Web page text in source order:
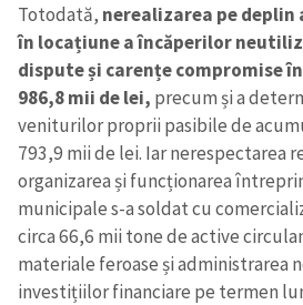
Totodată, nerealizarea pe deplin
în locațiune a încăperilor
dispute și carențe compromise
986,8 mii de lei, precum și a
veniturilor proprii pasibile de
793,9 mii de lei. Iar nerespectarea
organizarea și funcționarea
municipale s-a soldat cu
circa 66,6 mii tone de active
materiale feroase și administrarea
investițiilor financiare pe termen